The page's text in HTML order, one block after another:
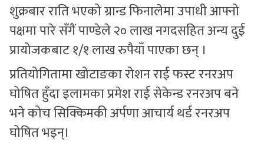
शुक्रबार राति भएको ग्रान्ड फिनालेमा उपाधी आफ्नो
पक्षमा पारे सँगैं पाण्डेले २० लाख नगदसहित अन्य दुई
प्रायोजकबाट १/१ लाख रुपैयाँ पाएका छन् ।
प्रतियोगितामा खोटाङका रोशन राई फस्ट रनरअप
घोषित हुँदा इलामका प्रमेश राई सेकेन्ड रनरअप बने
भने कोच सिक्किमकी अर्पणा आचार्य थर्ड रनरअप
घोषित भइन्।